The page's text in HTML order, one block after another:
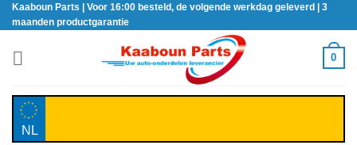
Ga
naar
inhoud
Kaaboun Parts | Voor 16:00 besteld, de volgende werkdag geleverd | 3
maanden productgarantie
0
NL